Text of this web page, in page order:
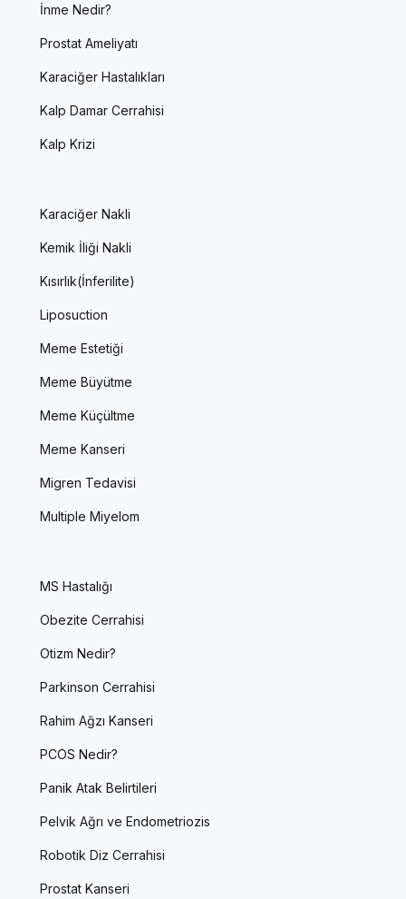
İnme Nedir?
Prostat Ameliyatı
Karaciğer Hastalıkları
Kalp Damar Cerrahisi
Kalp Krizi
Karaciğer Nakli
Kemik İliği Nakli
Kısırlık(İnferilite)
Liposuction
Meme Estetiği
Meme Büyütme
Meme Küçültme
Meme Kanseri
Migren Tedavisi
Multiple Miyelom
MS Hastalığı
Obezite Cerrahisi
Otizm Nedir?
Parkinson Cerrahisi
Rahim Ağzı Kanseri
PCOS Nedir?
Panik Atak Belirtileri
Pelvik Ağrı ve Endometriozis
Robotik Diz Cerrahisi
Prostat Kanseri